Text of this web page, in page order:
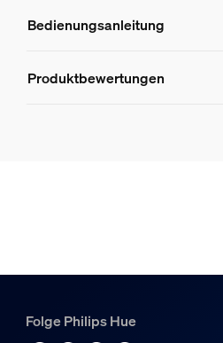
8719514873148
Produktinformationen
Bedienungsanleitung
Produktbewertungen
Folge Philips Hue